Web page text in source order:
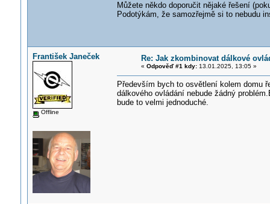
Můžete někdo doporučit nějaké řešení
Podotýkám, že samozřejmě si to nebudu
František Janeček
Offline
Re: Jak zkombinovat dálkové
« Odpověď #1 kdy:13.01.2025, 13:05 »
Především bych to osvětlení kolem domu
dálkového ovládání nebude žádný
bude to velmi jednoduché.